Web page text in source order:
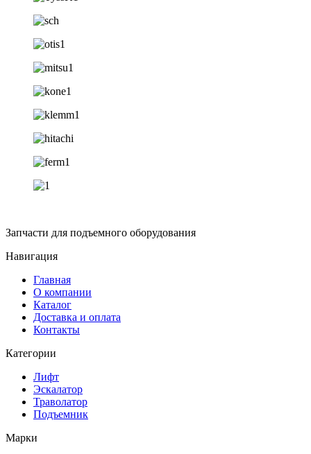
Запчасти для подъемного оборудования
Навигация
Главная
О компании
Каталог
Доставка и оплата
Контакты
Категории
Лифт
Эскалатор
Траволатор
Подъемник
Марки